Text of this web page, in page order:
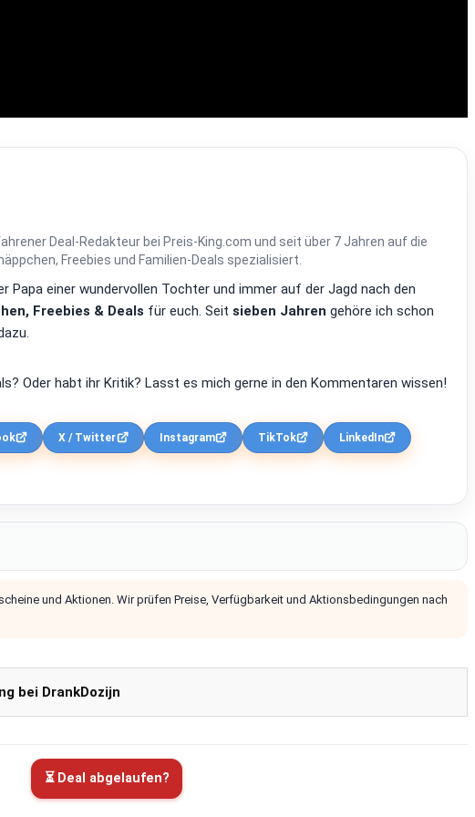
Deal-Redakteur bei Preis-King.com und seit über 7 Jahren auf die
Freebies und Familien-Deals spezialisiert.
Papa einer wundervollen Tochter und immer auf der Jagd nach den
Freebies & Deals für euch. Seit sieben Jahren gehöre ich schon
Oder habt ihr Kritik? Lasst es mich gerne in den Kommentaren wissen!
X / Twitter Instagram TikTok LinkedIn
und Aktionen. Wir prüfen Preise, Verfügbarkeit und Aktionsbedingungen nach
bei DrankDozijn
⏳ Deal abgelaufen?